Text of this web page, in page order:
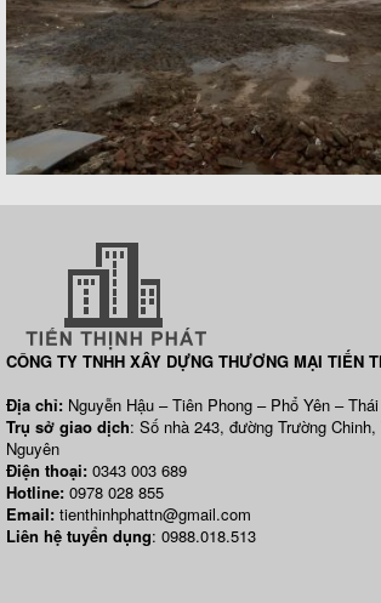
CÔNG TY TNHH XÂY DỰNG THƯƠNG MẠI TIẾN
Địa chỉ: Nguyễn Hậu – Tiên Phong – Phổ Yên –
Trụ sở giao dịch: Số nhà 243, đường Trường
Nguyên
Điện thoại: 0343 003 689
Hotline: 0978 028 855
Email: tienthinhphattn@gmail.com
Liên hệ tuyển dụng: 0988.018.513